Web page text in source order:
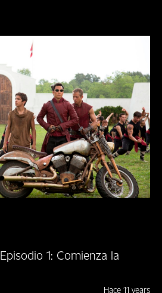
1: Comienza la
Hace 11 years